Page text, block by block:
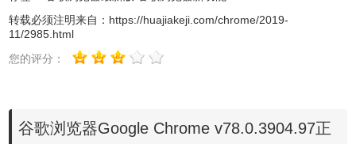
转载必须注明来自： https://huajiakeji.com/chrome/2019-
11/2985.html
您的评分：
谷歌浏览器Google Chrome v78.0.3904.97正